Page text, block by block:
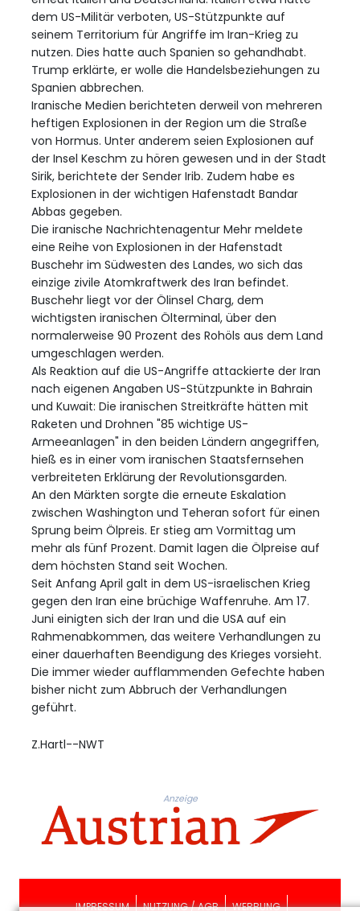
dem US-Militär verboten, US-Stützpunkte auf
seinem Territorium für Angriffe im Iran-Krieg zu
nutzen. Dies hatte auch Spanien so gehandhabt.
Trump erklärte, er wolle die Handelsbeziehungen zu
Spanien abbrechen.
Iranische Medien berichteten derweil von mehreren
heftigen Explosionen in der Region um die Straße
von Hormus. Unter anderem seien Explosionen auf
der Insel Keschm zu hören gewesen und in der Stadt
Sirik, berichtete der Sender Irib. Zudem habe es
Explosionen in der wichtigen Hafenstadt Bandar
Abbas gegeben.
Die iranische Nachrichtenagentur Mehr meldete
eine Reihe von Explosionen in der Hafenstadt
Buschehr im Südwesten des Landes, wo sich das
einzige zivile Atomkraftwerk des Iran befindet.
Buschehr liegt vor der Ölinsel Charg, dem
wichtigsten iranischen Ölterminal, über den
normalerweise 90 Prozent des Rohöls aus dem Land
umgeschlagen werden.
Als Reaktion auf die US-Angriffe attackierte der Iran
nach eigenen Angaben US-Stützpunkte in Bahrain
und Kuwait: Die iranischen Streitkräfte hätten mit
Raketen und Drohnen "85 wichtige US-
Armeeanlagen" in den beiden Ländern angegriffen,
hieß es in einer vom iranischen Staatsfernsehen
verbreiteten Erklärung der Revolutionsgarden.
An den Märkten sorgte die erneute Eskalation
zwischen Washington und Teheran sofort für einen
Sprung beim Ölpreis. Er stieg am Vormittag um
mehr als fünf Prozent. Damit lagen die Ölpreise auf
dem höchsten Stand seit Wochen.
Seit Anfang April galt in dem US-israelischen Krieg
gegen den Iran eine brüchige Waffenruhe. Am 17.
Juni einigten sich der Iran und die USA auf ein
Rahmenabkommen, das weitere Verhandlungen zu
einer dauerhaften Beendigung des Krieges vorsieht.
Die immer wieder aufflammenden Gefechte haben
bisher nicht zum Abbruch der Verhandlungen
geführt.
Z.Hartl--NWT
Anzeige
IMPRESSUM NUTZUNG / AGB WERBUNG